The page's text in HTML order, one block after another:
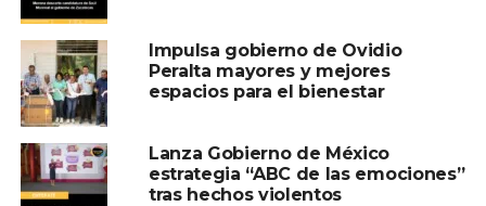
Impulsa gobierno de Ovidio
Peralta mayores y mejores
espacios para el bienestar
Lanza Gobierno de México
estrategia “ABC de las emociones”
tras hechos violentos